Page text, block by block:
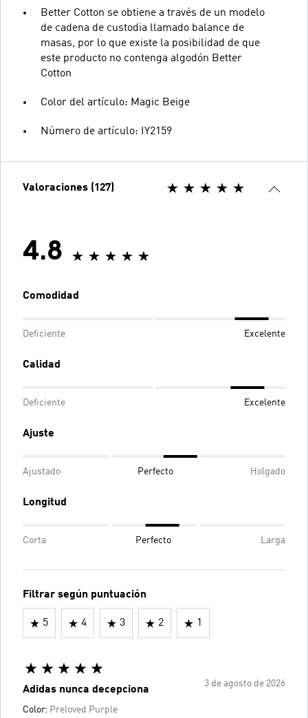
Better Cotton se obtiene a través de un modelo
de cadena de custodia llamado balance de
masas, por lo que existe la posibilidad de que
este producto no contenga algodón Better
Cotton
Color del artículo: Magic Beige
Número de artículo: IY2159
Valoraciones (127)
4.8
Comodidad
Deficiente Excelente
Calidad
Deficiente Excelente
Ajuste
Ajustado Perfecto Holgado
Longitud
Corta Perfecto Larga
Filtrar según puntuación
5 4 3 2 1
3 de agosto de 2026
Adidas nunca decepciona
Color: Preloved Purple